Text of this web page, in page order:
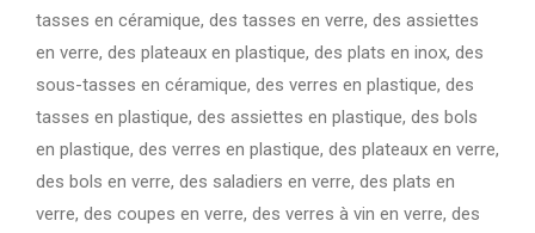
tasses en céramique, des tasses en verre, des assiettes
en verre, des plateaux en plastique, des plats en inox, des
sous-tasses en céramique, des verres en plastique, des
tasses en plastique, des assiettes en plastique, des bols
en plastique, des verres en plastique, des plateaux en verre,
des bols en verre, des saladiers en verre, des plats en
verre, des coupes en verre, des verres à vin en verre, des